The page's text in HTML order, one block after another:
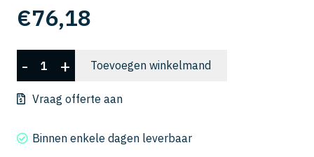
€76,18
HWLB
2008-
120
- + Toevoegen winkelmand
Vraag offerte aan
Binnen enkele dagen leverbaar